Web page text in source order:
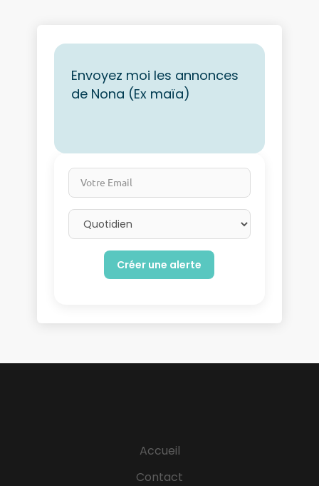
Envoyez moi les annonces
de Nona (Ex maïa)
Votre Email
Email frequency
Accueil
Contact